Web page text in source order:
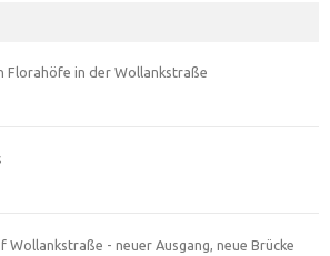
Florahöfe in der Wollankstraße
Wollankstraße - neuer Ausgang, neue Brücke